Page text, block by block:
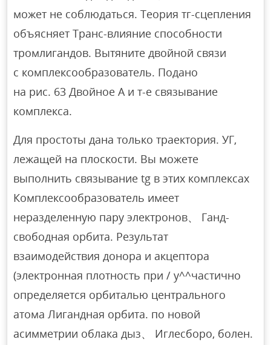
может не соблюдаться. Теория тг-сцепления
объясняет Транс-влияние способности
тромлигандов. Вытяните двойной связи
с комплексообразователь. Подано
на рис. 63 Двойное А и т-е связывание
комплекса.
Для простоты дана только траектория. УГ,
лежащей на плоскости. Вы можете
выполнить связывание tg в этих комплексах
Комплексообразователь имеет
неразделенную пару электронов、 Ганд-
свободная орбита. Результат
взаимодействия донора и акцептора
(электронная плотность при / у^^частично
определяется орбиталью центрального
атома Лигандная орбита. по новой
асимметрии облака дыз、 Иглесборо, болен.